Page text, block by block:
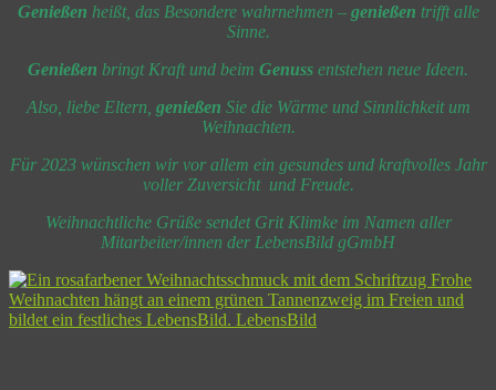
Genießen heißt, das Besondere wahrnehmen – genießen trifft alle
Sinne.
Genießen bringt Kraft und beim Genuss entstehen neue Ideen.
Also, liebe Eltern, genießen Sie die Wärme und Sinnlichkeit um
Weihnachten.
Für 2023 wünschen wir vor allem ein gesundes und kraftvolles Jahr
voller Zuversicht und Freude.
Weihnachtliche Grüße sendet Grit Klimke im Namen aller
Mitarbeiter/innen der LebensBild gGmbH